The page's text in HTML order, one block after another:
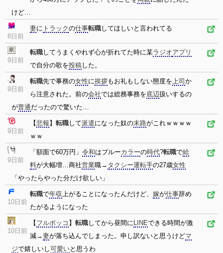
けど…
8日前
妻に トラックの仕事転職してほしいと言われてる
9日前
転職してうまくやれず心が折れてた時に某ラジオアプリ
で自分の歌を投稿した。
9日前
転職先で事務の女性に挨拶もお礼もしない態度を上司 か
ら注意された。前の会社では総務事務を底辺扱いするの
が普通だったので驚いた…
9日前
【悲報 】 転職して派遣になった奴の末路がこれｗｗｗｗ
ｗｗ
9日前
「額面で60万円」 令和はブルーカラーの時代?転職で給
料が大幅増…商社営業職→ タクシー運転手の27歳女性
「やったらやった分だけ欲しい」
10日前
転職で年収上がることになったんだけど、 嫁が仕事辞め
たがるようになった
10日前
【 フルボッコ 】 転職してから昼間に LINEできる時間が激
減→妻が落ち込んでしまった。申し訳ないと思うけどマ
ジで嬉しいし可愛いと思うわ